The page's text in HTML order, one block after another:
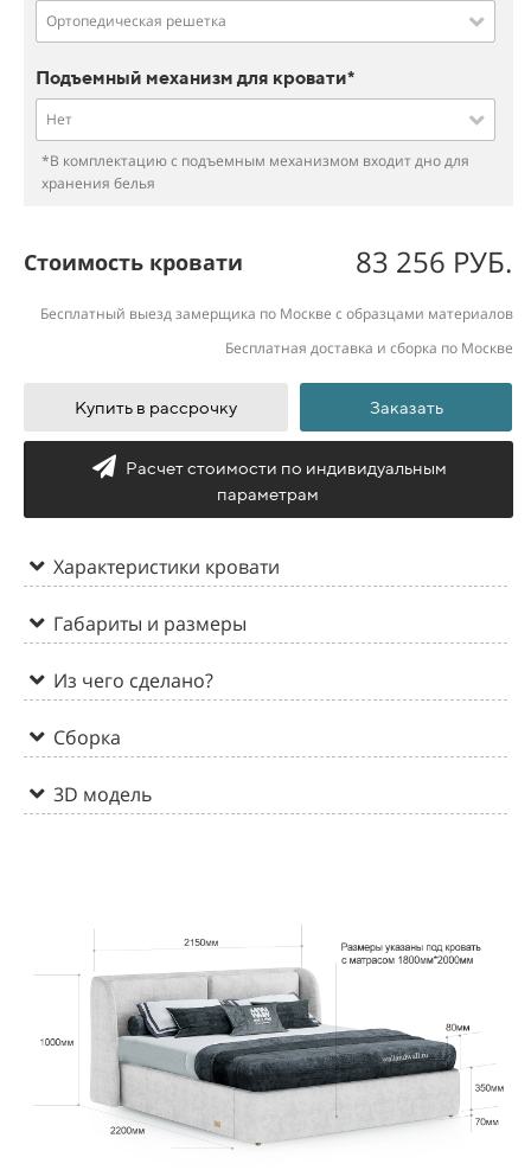
Ортопедическая решетка
Подъемный механизм для кровати*
Нет
*В комплектацию с подъемным механизмом входит дно для
хранения белья
Стоимость кровати 83 256 РУБ.
Бесплатный выезд замерщика по Москве с образцами материалов
Бесплатная доставка и сборка по Москве
Купить в рассрочку Заказать
Расчет стоимости по индивидуальным
параметрам
Характеристики кровати
Габариты и размеры
Из чего сделано?
Сборка
3D модель